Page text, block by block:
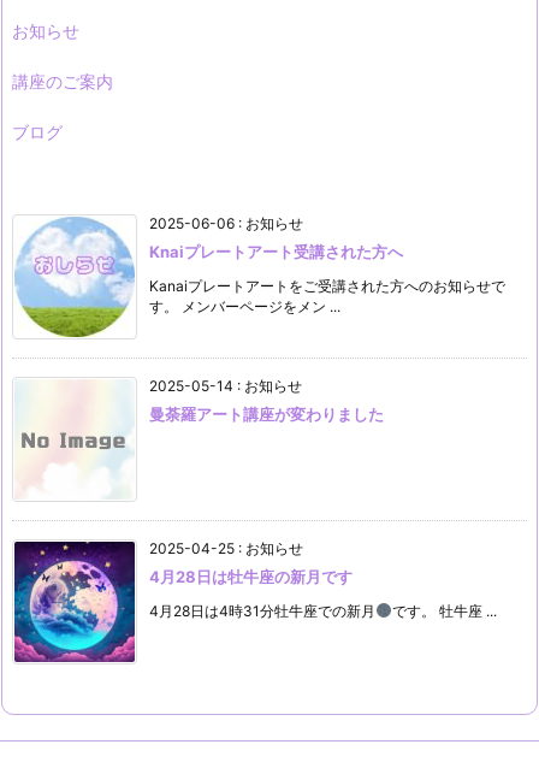
お知らせ
講座のご案内
ブログ
2025-06-06 : お知らせ
Knaiプレートアート受講された方へ
Kanaiプレートアートをご受講された方へのお知らせで
す。 メンバーページをメン ...
2025-05-14 : お知らせ
曼荼羅アート講座が変わりました
2025-04-25 : お知らせ
4月28日は牡牛座の新月です
4月28日は4時31分牡牛座での新月 です。 牡牛座 ...